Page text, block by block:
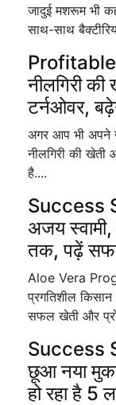
जादुई मशरूम भी
साथ-साथ
Profitable
नीलगिरी
टर्नओवर,
अगर आप भी अपने
नीलगिरी की
है....
Success
अजय
तक, पढ़ें
Aloe Vera
प्रगतिशील
सफल खेती और
Success
छूआ नया
हो रहा है 5